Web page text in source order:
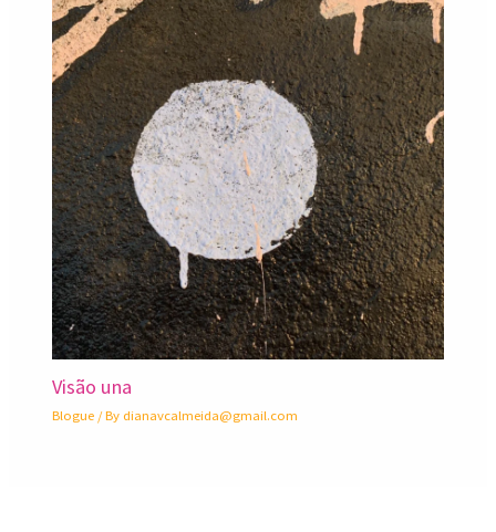
Visão una
Blogue / By dianavcalmeida@gmail.com